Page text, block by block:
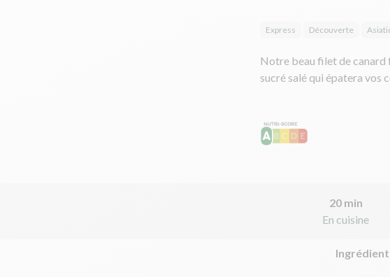
Express Découverte
Notre beau filet de canard
sucré salé qui épatera vos
20 min
En cuisine